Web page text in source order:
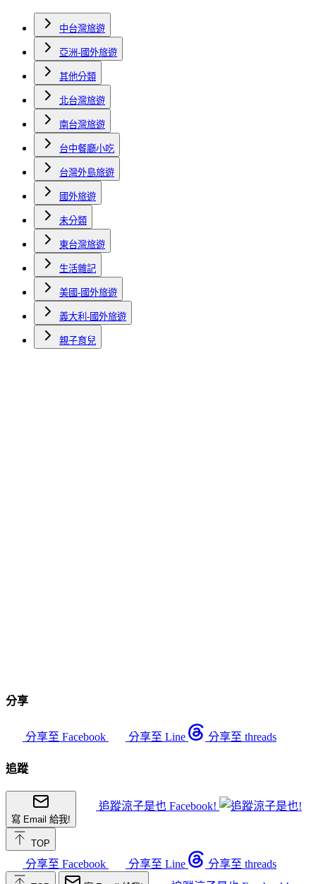
中台灣旅遊
亞洲-國外旅遊
其他分類
北台灣旅遊
南台灣旅遊
台中餐廳小吃
台灣外島旅遊
國外旅遊
未分類
東台灣旅遊
生活雜記
美國-國外旅遊
義大利-國外旅遊
親子育兒
分享
分享至 Facebook 分享至 Line 分享至 threads
追蹤
寫 Email 給我!
追蹤涼子是也 Facebook!
TOP
分享至 Facebook 分享至 Line 分享至 threads